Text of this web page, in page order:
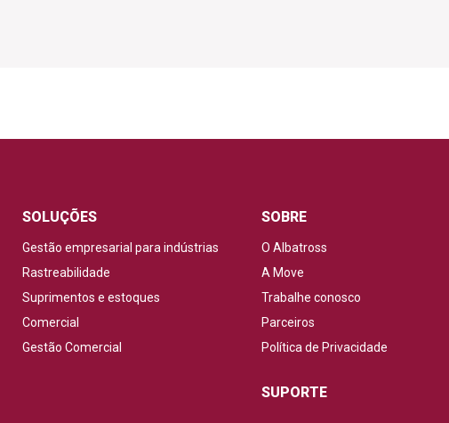
SOLUÇÕES
Gestão empresarial para indústrias
Rastreabilidade
Suprimentos e estoques
Comercial
Gestão Comercial
SOBRE
O Albatross
A Move
Trabalhe conosco
Parceiros
Política de Privacidade
SUPORTE